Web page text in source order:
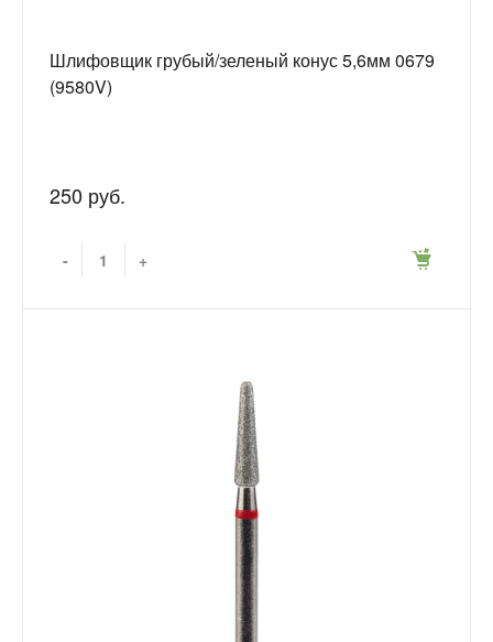
Шлифовщик грубый/зеленый конус 5,6мм 0679
(9580V)
250 руб.
- +